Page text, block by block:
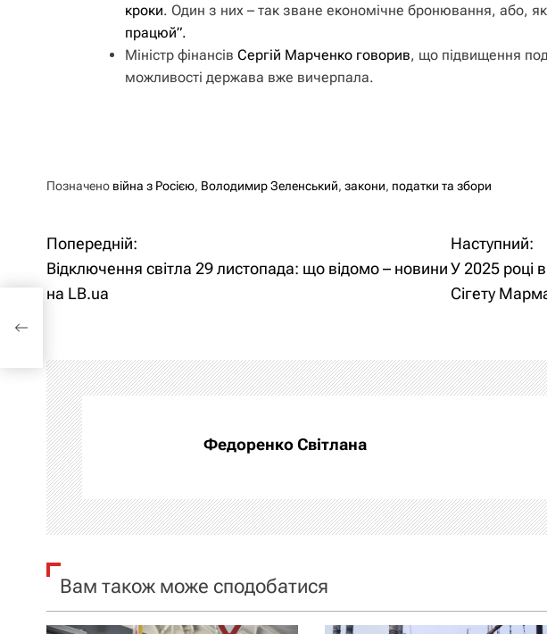
кроки. Один з них – так зване економічне бронювання, або,
працюй”.
Міністр фінансів Сергій Марченко говорив, що підвищення
можливості держава вже вичерпала.
Позначено війна з Росією, Володимир Зеленський, закони, податки та збори
Н
а
і
г
а
ц
і
я
Попередній:
Відключення світла 29 листопада: що відомо – новини
на LB.ua
Наступний:
У 2025 році
Сігету
Федоренко Світлана
Вам також може сподобатися